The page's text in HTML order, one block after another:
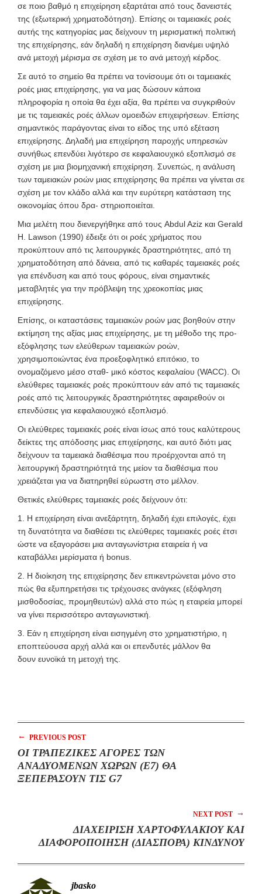
σε ποιο βαθμό η επιχείρηση εξαρτάται από τους δανειστές
της (εξωτερική χρηματοδότηση). Επίσης οι ταμειακές ροές
αυτής της κατηγορίας μας δείχνουν τη μερισματική πολιτική
της επιχείρησης, εάν δηλαδή η επιχείρηση διανέμει υψηλό
ανά μετοχή μέρισμα σε σχέση με το ανά μετοχή κέρδος.
Σε αυτό το σημείο θα πρέπει να τονίσουμε ότι οι ταμειακές
ροές μιας επιχείρησης, για να μας δώσουν κάποια
πληροφορία η οποία θα έχει αξία, θα πρέπει να συγκριθούν
με τις ταμειακές ροές άλλων ομοειδών επιχειρήσεων. Επίσης
σημαντικός παράγοντας είναι το είδος της υπό εξέταση
επιχείρησης. Δηλαδή μια επιχείρηση παροχής υπηρεσιών
συνήθως επενδύει λιγότερο σε κεφαλαιουχικό εξοπλισμό σε
σχέση με μια βιομηχανική επιχείρηση. Συνεπώς, η ανάλυση
των ταμειακών ροών μιας επιχείρησης θα πρέπει να γίνεται σε
σχέση με τον κλάδο αλλά και την ευρύτερη κατάσταση της
οικονομίας όπου δρα- στηριοποιείται.
Μια μελέτη που διενεργήθηκε από τους Abdul Aziz και Gerald
H. Lawson (1990) έδειξε ότι οι ροές χρήματος που
προκύπτουν από τις λειτουργικές δραστηριότητες, από τη
χρηματοδότηση από δάνεια, από τις καθαρές ταμειακές ροές
για επένδυση και από τους φόρους, είναι σημαντικές
μεταβλητές για την πρόβλεψη της χρεοκοπίας μιας
επιχείρησης.
Επίσης, οι καταστάσεις ταμειακών ροών μας βοηθούν στην
εκτίμηση της αξίας μιας επιχείρησης, με τη μέθοδο της προ-
εξόφλησης των ελεύθερων ταμειακών ροών,
χρησιμοποιώντας ένα προεξοφλητικό επιτόκιο, το
ονομαζόμενο μέσο σταθ- μικό κόστος κεφαλαίου (WACC). Οι
ελεύθερες ταμειακές ροές προκύπτουν εάν από τις ταμειακές
ροές από τις λειτουργικές δραστηριότητες αφαιρεθούν οι
επενδύσεις για κεφαλαιουχικό εξοπλισμό.
Οι ελεύθερες ταμειακές ροές είναι ίσως από τους καλύτερους
δείκτες της απόδοσης μιας επιχείρησης, και αυτό διότι μας
δείχνουν τα ταμειακά διαθέσιμα που προέρχονται από τη
λειτουργική δραστηριότητά της μείον τα διαθέσιμα που
χρειάζεται για να διατηρηθεί εύρωστη στο μέλλον.
Θετικές ελεύθερες ταμειακές ροές δείχνουν ότι:
1. Η επιχείρηση είναι ανεξάρτητη, δηλαδή έχει επιλογές, έχει
τη δυνατότητα να διαθέσει τις ελεύθερες ταμειακές ροές έτσι
ώστε να εξαγοράσει μια ανταγωνίστρια εταιρεία ή να
καταβάλλει μερίσματα ή bonus.
2. Η διοίκηση της επιχείρησης δεν επικεντρώνεται μόνο στο
πώς θα εξυπηρετήσει τις τρέχουσες ανάγκες (εξόφληση
μισθοδοσίας, προμηθευτών) αλλά στο πώς η εταιρεία μπορεί
να γίνει περισσότερο ανταγωνιστική.
3. Εάν η επιχείρηση είναι εισηγμένη στο χρηματιστήριο, η
εποπτεύουσα αρχή αλλά και οι επενδυτές μάλλον θα
δουν ευνοϊκά τη μετοχή της.
← PREVIOUS POST
ΟΙ ΤΡΑΠΕΖΙΚΕΣ ΑΓΟΡΕΣ ΤΩΝ
ΑΝΑΔΥΟΜΕΝΩΝ ΧΩΡΩΝ (E7) ΘΑ
ΞΕΠΕΡΑΣΟΥΝ ΤΙΣ G7
NEXT POST →
ΔΙΑΧΕΙΡΙΣΗ ΧΑΡΤΟΦΥΛΑΚΙΟΥ ΚΑΙ
ΔΙΑΦΟΡΟΠΟΙΗΣΗ (ΔΙΑΣΠΟΡΑ) ΚΙΝΔΥΝΟΥ
jbasko